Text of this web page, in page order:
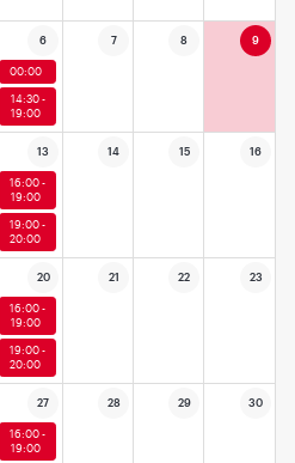
6 7 8 9
00:00
14:30 -
19:00
13 14 15 16
16:00 -
19:00
19:00 -
20:00
20 21 22 23
16:00 -
19:00
19:00 -
20:00
27 28 29 30
16:00 -
19:00